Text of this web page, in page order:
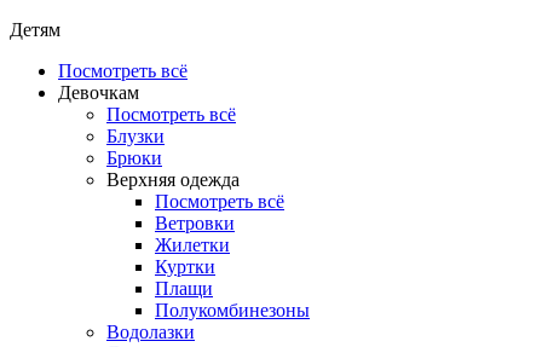
Детям
Посмотреть всё
Девочкам
Посмотреть всё
Блузки
Брюки
Верхняя одежда
Посмотреть всё
Ветровки
Жилетки
Куртки
Плащи
Полукомбинезоны
Водолазки